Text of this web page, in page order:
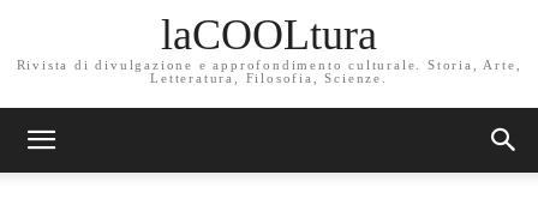
laCOOLtura
Rivista di divulgazione e approfondimento culturale. Storia, Arte,
Letteratura, Filosofia, Scienze.